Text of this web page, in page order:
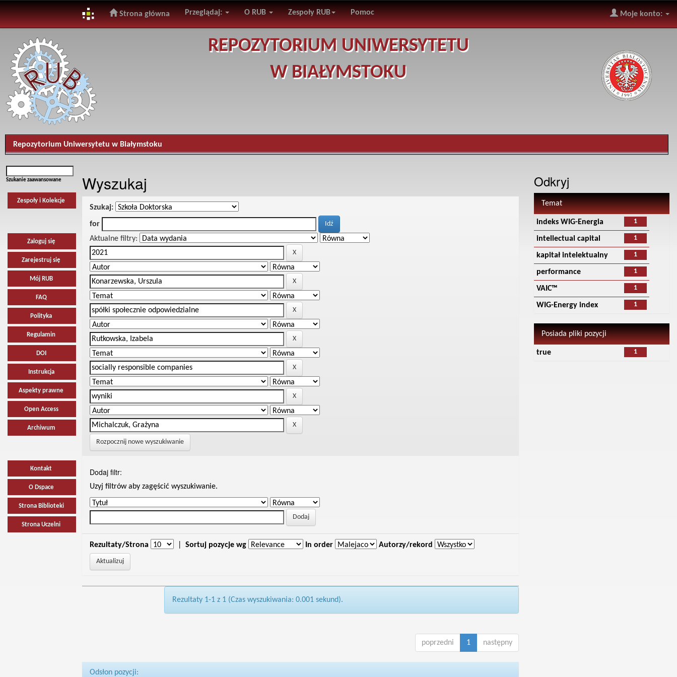
navigation
Strona główna Przeglądaj: O RUB Zespoły RUB Pomoc Moje konto:
REPOZYTORIUM UNIWERSYTETU
W BIAŁYMSTOKU
Repozytorium Uniwersytetu w Białymstoku
Szukanie zaawansowane
Zespoły i Kolekcje
Zaloguj się
Zarejestruj się
Mój RUB
FAQ
Polityka
Regulamin
DOI
Instrukcja
Aspekty prawne
Open Access
Archiwum
Kontakt
O Dspace
Strona Biblioteki
Strona Uczelni
Wyszukaj
Szukaj:
for
Aktualne filtry:
Rozpocznij nowe wyszukiwanie
Dodaj filtr:
Uzyj filtrów aby zagęścić wyszukiwanie.
Rezultaty/Strona Sortuj pozycje wg In order Autorzy/rekord
Rezultaty 1-1 z 1 (Czas wyszukiwania: 0.001 sekund).
poprzedni 1 następny
Odsłon pozycji:
Odkryj
Temat
1
indeks WIG-Energia
1
intellectual capital
1
kapitał intelektualny
1
performance
1
VAIC™
1
WIG-Energy index
Posiada pliki pozycji
1
true